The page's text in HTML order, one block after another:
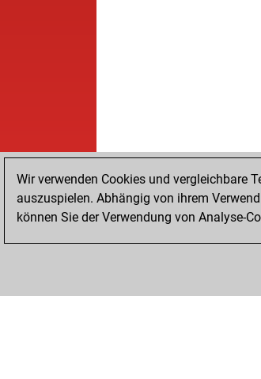
Wir verwenden Cookies und vergleichbare
auszuspielen. Abhängig von ihrem
können Sie der Verwendung von Analyse-